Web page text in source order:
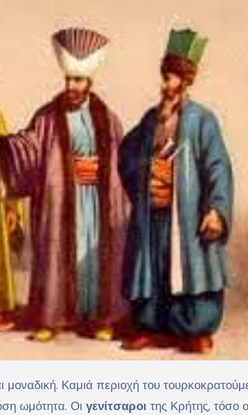
ωμότητα. Οι γενίτσαροι της Κρήτης, τόσο